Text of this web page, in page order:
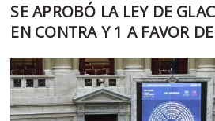
SE APROBÓ LA LEY DE
EN CONTRA Y 1 A FAVOR